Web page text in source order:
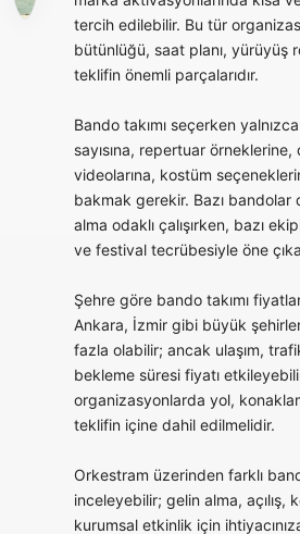
tercih edilebilir. Bu tür
bütünlüğü, saat planı, yürüyüş
teklifin önemli parçalarıdır.
Bando takımı seçerken
sayısına, repertuar
videolarına, kostüm
bakmak gerekir. Bazı
alma odaklı çalışırken, bazı
ve festival tecrübesiyle öne
Şehre göre bando takımı
Ankara, İzmir gibi büyük
fazla olabilir; ancak ulaşım,
bekleme süresi fiyatı
organizasyonlarda yol,
teklifin içine dahil edilmelidir.
Orkestram üzerinden farklı
inceleyebilir; gelin alma, açılış,
kurumsal etkinlik için